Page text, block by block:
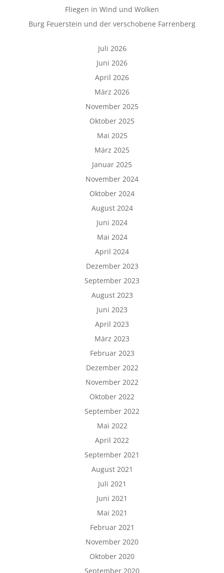
Fliegen in Wind und Wolken
Burg Feuerstein und der verschobene Farrenberg
Juli 2026
Juni 2026
April 2026
März 2026
November 2025
Oktober 2025
Mai 2025
März 2025
Januar 2025
November 2024
Oktober 2024
August 2024
Juni 2024
Mai 2024
April 2024
Dezember 2023
September 2023
August 2023
Juni 2023
April 2023
März 2023
Februar 2023
Dezember 2022
November 2022
Oktober 2022
September 2022
Mai 2022
April 2022
September 2021
August 2021
Juli 2021
Juni 2021
Mai 2021
Februar 2021
November 2020
Oktober 2020
September 2020